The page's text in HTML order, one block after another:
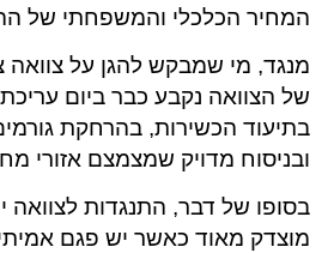
המחיר הכלכלי והמשפחתי של
מנגד, מי שמבקש להגן על צוואה
של הצוואה נקבע כבר ביום
בתיעוד הכשירות, בהרחקת גורמים
ובניסוח מדויק שמצמצם אזורי
בסופו של דבר, התנגדות לצוואה
מוצדק מאוד כאשר יש פגם